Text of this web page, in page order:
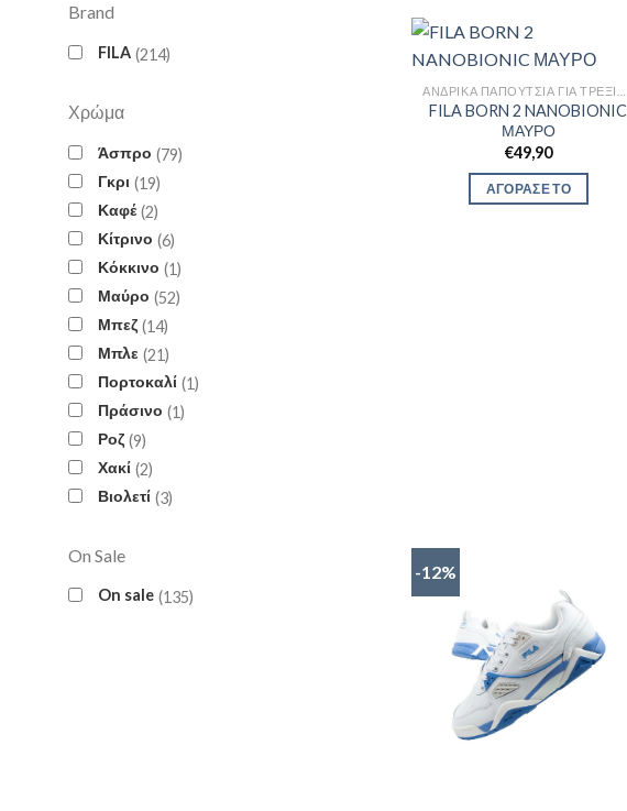
Brand
FILA 214
Χρώμα
Άσπρο 79
Γκρι 19
Καφέ 2
Κίτρινο 6
Κόκκινο 1
Μαύρο 52
Μπεζ 14
Μπλε 21
Πορτοκαλί 1
Πράσινο 1
Ροζ 9
Χακί 2
Βιολετί 3
On Sale
On sale 135
FILA BORN 2 NANOBIONIC
ΜΑΥΡΟ
€49,90
ΑΓΟΡΑΣΕ ΤΟ
-12%